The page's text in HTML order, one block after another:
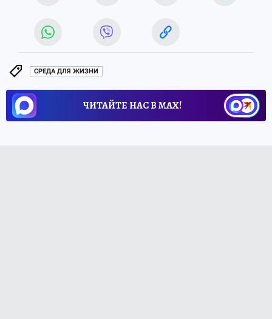
СРЕДА ДЛЯ ЖИЗНИ
ЧИТАЙТЕ НАС В МАХ!